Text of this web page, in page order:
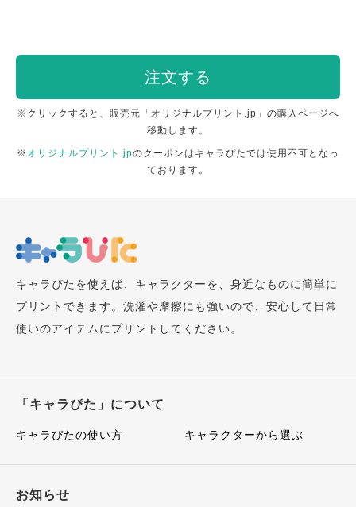
注文する
※クリックすると、販売元「オリジナルプリント.jp」の購入ページへ
移動します。
※ オリジナルプリント.jpのクーポンはキャラぴたでは使用不可となっ
ております。
キャラぴたを使えば、キャラクターを、身近なものに簡単に
プリントできます。洗濯や摩擦にも強いので、安心して日常
使いのアイテムにプリントしてください。
「キャラぴた」について
キャラぴたの使い方 キャラクターから選ぶ
お知らせ